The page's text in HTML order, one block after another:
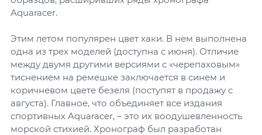
Aquaracer.
Этим летом популярен цвет хаки. В нем выполнена
одна из трех моделей (доступна с июня). Отличие
между двумя другими версиями с «черепаховым»
тиснением на ремешке заключается в синем и
коричневом цвете безеля (поступят в продажу с
августа). Главное, что объединяет все издания
спортивных Aquaracer, – это их воодушевленность
морской стихией. Хронограф был разработан